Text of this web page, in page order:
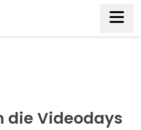
die Videodays